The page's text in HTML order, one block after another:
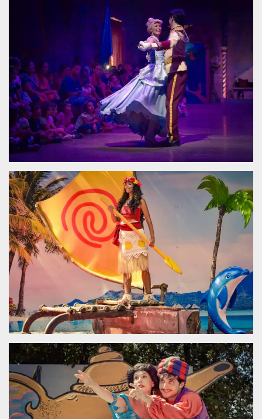
Inc.
.oooh.events
1 anno
of challenge
passed. It is
used to no
longer issue a
captcha or
jschallenge
challenge if
present. It is
required to
reach origin
wordpress_test_cookie
Automattic
Inc.
.oooh.events
Sessione
Cookie di
Wordpress,
verifica che il
browser accetti i
cookie.
PHPSESSID
PHP.net
oooh.events
Cookie
generato da
applicazioni
basate sul
linguaggio PHP.
Si tratta di un
identificatore
generico
utilizzato per
mantenere le
variabili di
sessione utente.
Normalmente è
un numero
generato in
modo casuale, il
modo in cui
viene utilizzato
specifico per il
sito, ma un
buon esempio è
mantenere uno
stato di accesso
per un utente
tra le pagine.
m
Stripe
1 anno 1
Questo cookie